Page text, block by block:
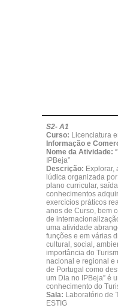
S2- A1
Curso: Licenciatura
Informação e
Nome da Atividade:
IPBeja”
Descrição: Explorar,
lúdica organizada
plano curricular,
conhecimentos
exercícios práticos
anos de Curso, bem
de
uma atividade
funções e em várias
cultural, social,
importância do
nacional e regional e
de Portugal como
um Dia no IPBeja” é
conhecimento do
Sala: Laboratório de
ESTIG